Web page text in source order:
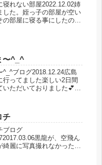
寝れない部屋2022.12.02姉
した。姪っ子の部屋が空い
の部屋に寝る事にしたので
〜^_^
^_^ブログ2018.12.24広島
行ってました楽しい2日間
いただいておりました💕神
いのわいのと話をしたり🎵
中にたくさんの...
チ
ブログ
黒龍が、空飛ん
綺麗に写真撮れなかった残